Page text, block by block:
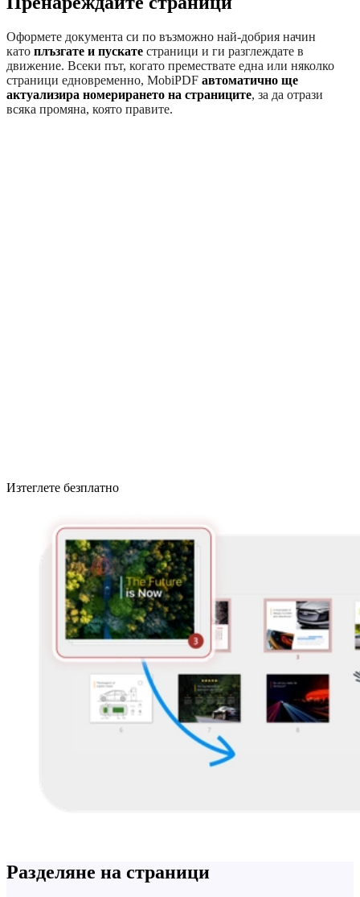
Оформете документа си по възможно най-добрия начин
като плъзгате и пускате страници и ги разглеждате в
движение. Всеки път, когато премествате една или няколко
страници едновременно, MobiPDF автоматично ще
актуализира номерирането на страниците, за да отрази
всяка промяна, която правите.
Изтеглете безплатно
Разделяне на страници